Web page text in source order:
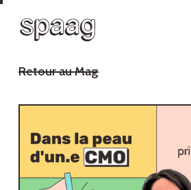
Retour au Mag